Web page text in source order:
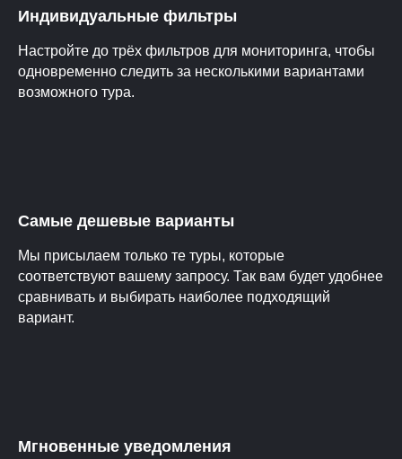
Индивидуальные фильтры
Настройте до трёх фильтров для мониторинга, чтобы
одновременно следить за несколькими вариантами
возможного тура.
Самые дешевые варианты
Мы присылаем только те туры, которые
соответствуют вашему запросу. Так вам будет удобнее
сравнивать и выбирать наиболее подходящий
вариант.
Мгновенные уведомления